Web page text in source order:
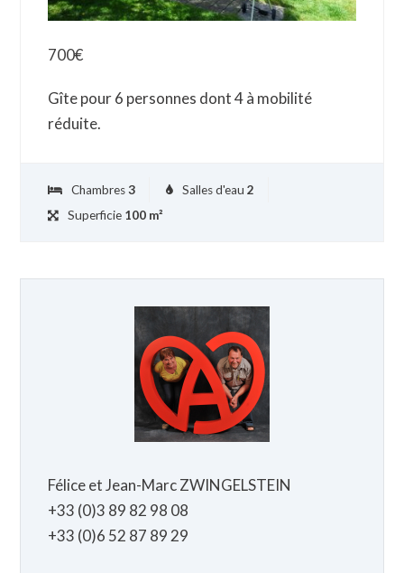
700€
Gîte pour 6 personnes dont 4 à mobilité
réduite.
Chambres 3 Salles d'eau 2
Superficie 100 m²
Félice et Jean-Marc ZWINGELSTEIN
+33 (0)3 89 82 98 08
+33 (0)6 52 87 89 29